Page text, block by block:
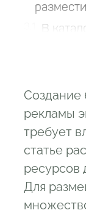
В
3.4 Google
3.5
3.6
3.8
Создание
рекламы
требует
статье
ресурсов
Для